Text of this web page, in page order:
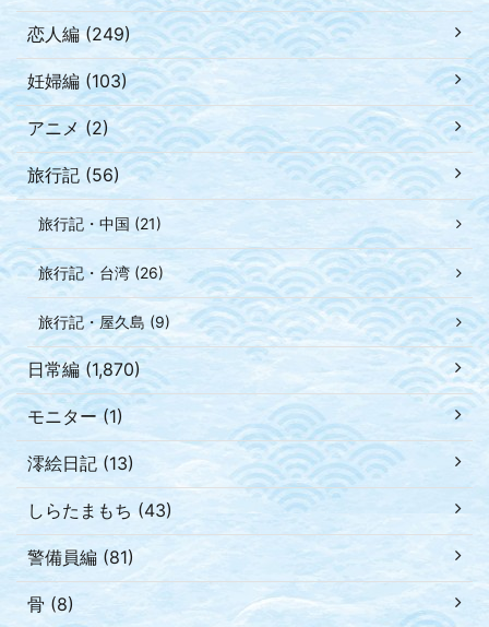
恋人編 (249)
妊婦編 (103)
アニメ (2)
旅行記 (56)
旅行記・中国 (21)
旅行記・台湾 (26)
旅行記・屋久島 (9)
日常編 (1,870)
モニター (1)
澪絵日記 (13)
しらたまもち (43)
警備員編 (81)
骨 (8)